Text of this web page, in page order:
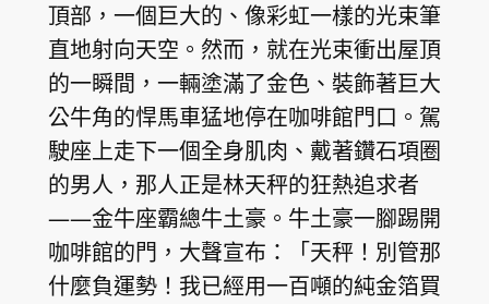
頂部，一個巨大的、像彩虹一樣的光束筆
直地射向天空。然而，就在光束衝出屋頂
的一瞬間，一輛塗滿了金色、裝飾著巨大
公牛角的悍馬車猛地停在咖啡館門口。駕
駛座上走下一個全身肌肉、戴著鑽石項圈
的男人，那人正是林天秤的狂熱追求者
——金牛座霸總牛土豪。牛土豪一腳踢開
咖啡館的門，大聲宣布：「天秤！別管那
什麼負運勢！我已經用一百噸的純金箔買